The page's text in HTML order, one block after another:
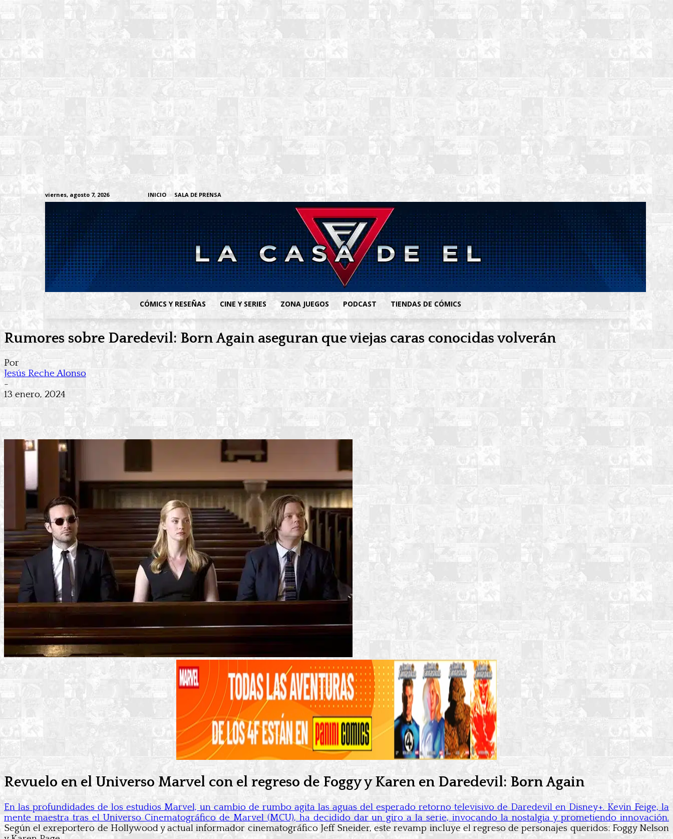
viernes, agosto 7, 2026 INICIO SALA DE PRENSA
CÓMICS Y RESEÑAS CINE Y SERIES ZONA JUEGOS PODCAST TIENDAS DE CÓMICS
Rumores sobre Daredevil: Born Again aseguran que viejas caras conocidas volverán
Por
Jesús Reche Alonso
-
13 enero, 2024
Revuelo en el Universo Marvel con el regreso de Foggy y Karen en Daredevil: Born Again
En las profundidades de los estudios Marvel, un cambio de rumbo agita las aguas del esperado retorno televisivo de Daredevil en Disney+. Kevin Feige, la
mente maestra tras el Universo Cinematográfico de Marvel (MCU), ha decidido dar un giro a la serie, invocando la nostalgia y prometiendo innovación.
Según el exreportero de Hollywood y actual informador cinematográfico Jeff Sneider, este revamp incluye el regreso de personajes queridos: Foggy Nelson